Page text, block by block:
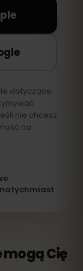
dotyczące
nie chcesz
na
natychmiast
Cię